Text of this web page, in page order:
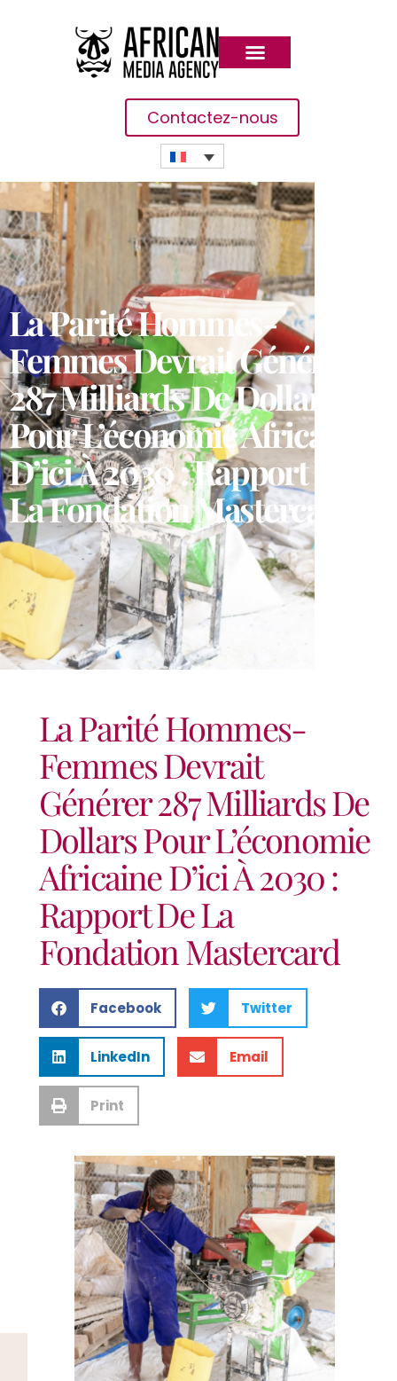
Contactez-nous
La Parité Hommes-
Femmes Devrait Générer
287 Milliards De Dollars
Pour L’économie Africaine
D’ici À 2030 : Rapport De
La Fondation Mastercard
La Parité Hommes-
Femmes Devrait
Générer 287 Milliards De
Dollars Pour L’économie
Africaine D’ici À 2030 :
Rapport De La
Fondation Mastercard
Facebook Twitter
LinkedIn Email
Print